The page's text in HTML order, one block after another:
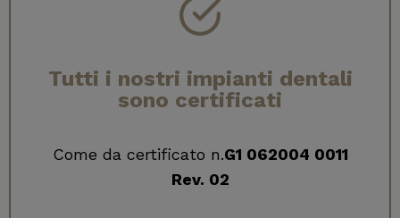
Tutti i nostri impianti dentali
sono certificati
Come da certificato n.G1 062004 0011
Rev. 02